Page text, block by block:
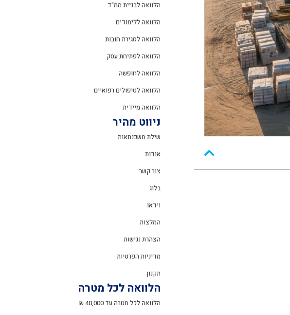
הלוואה לבניית ממ"ד
הלוואה ללימודים
הלוואה לסגירת חובות
הלוואה לפתיחת עסק
הלוואה לחופשה
הלוואה לטיפולים רפואיים
הלוואה מיידית
ניווט מהיר
שילת משכנתאות
אודות
צור קשר
בלוג
וידאו
המלצות
הצהרת נגישות
מדיניות הפרטיות
תקנון
הלוואה לכל מטרה
הלוואה לכל מטרה עד 40,000 ₪